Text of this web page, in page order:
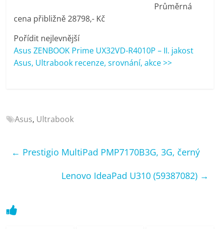
televize,
mobilní
telefony,
kávovary,
Průměrná
cena přibližně 28798,- Kč
Pořídit nejlevnější
Asus ZENBOOK Prime UX32VD-R4010P – II. jakost
Asus, Ultrabook recenze, srovnání, akce >>
Asus, Ultrabook
← Prestigio MultiPad PMP7170B3G, 3G, černý
Lenovo IdeaPad U310 (59387082) →